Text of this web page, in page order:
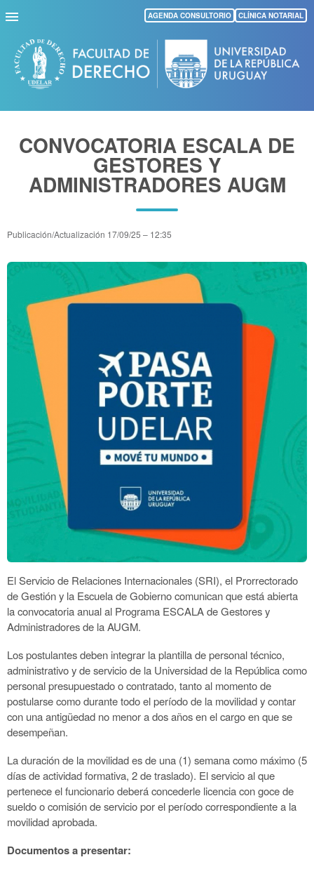
Pasar
al
contenido
principal
AGENDA CONSULTORIO CLÍNICA NOTARIAL
CONVOCATORIA ESCALA DE
GESTORES Y
ADMINISTRADORES AUGM
Publicación/Actualización 17/09/25 – 12:35
El Servicio de Relaciones Internacionales (SRI), el Prorrectorado
de Gestión y la Escuela de Gobierno comunican que está abierta
la convocatoria anual al Programa ESCALA de Gestores y
Administradores de la AUGM.
Los postulantes deben integrar la plantilla de personal técnico,
administrativo y de servicio de la Universidad de la República como
personal presupuestado o contratado, tanto al momento de
postularse como durante todo el período de la movilidad y contar
con una antigüedad no menor a dos años en el cargo en que se
desempeñan.
La duración de la movilidad es de una (1) semana como máximo (5
días de actividad formativa, 2 de traslado). El servicio al que
pertenece el funcionario deberá concederle licencia con goce de
sueldo o comisión de servicio por el período correspondiente a la
movilidad aprobada.
Documentos a presentar: